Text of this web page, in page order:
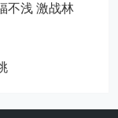
不浅 激战林
桃